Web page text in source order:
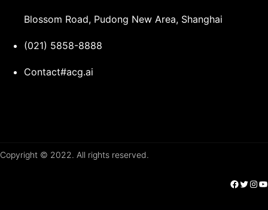
Blossom Road, Pudong New Area, Shanghai
(021) 5858-8888
Contact#acg.ai
Copyright © 2022. All rights reserved.
Facebook Twitter Instagram YouTube